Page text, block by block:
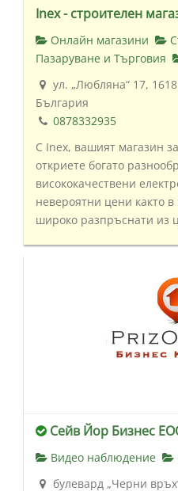
Inex - строителен
Онлайн магазини
Пазаруване и Търговия
ул. „Любляна“ 17,
България
0878332935
С Inex, вашият магазин
откриете богато
висококачествени
невероятни цени както
широко разпръснати из
Сейв Йор Бизнес
Видео наблюдение
булевард „Черни